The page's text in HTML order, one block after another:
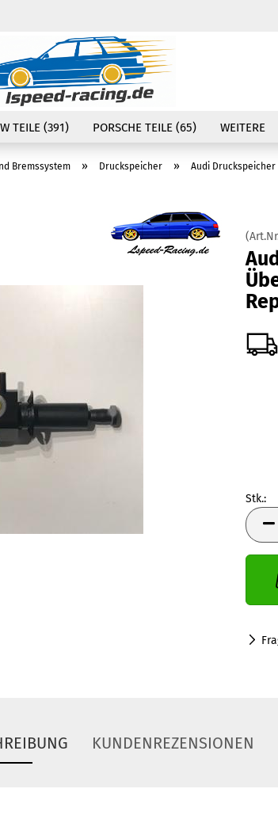
Währung auswählen
Konto erstellen
Passwort
TEILE (391) PORSCHE TEILE (65) WEITERE
Bremssystem » Druckspeicher » Audi
Stk.:
Stk.
KUNDENREZENSIONEN